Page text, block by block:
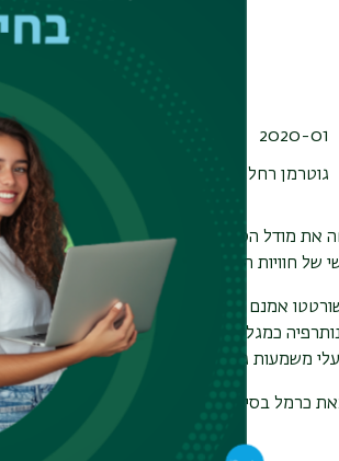
2020-01
גוטרמן רחל
את מודל הסינותרפיה כשיטה חדשנית העושה
של חוויות השכול והאובדן, שהן קיומיות
אמנם תיאוריות שונות להתמודדות עם
כמגלמת את הפרגמטיזם, שנציגיו באים
משמעות גם אחרי האובדן ומסייעת לעוסקים
כרמל בסידרת "פרשנות ותרבות". הספר מבוסס